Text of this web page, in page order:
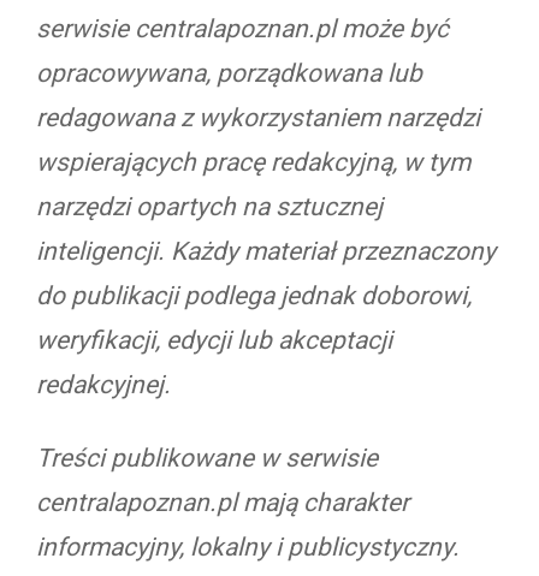
serwisie centralapoznan.pl może być
opracowywana, porządkowana lub
redagowana z wykorzystaniem narzędzi
wspierających pracę redakcyjną, w tym
narzędzi opartych na sztucznej
inteligencji. Każdy materiał przeznaczony
do publikacji podlega jednak doborowi,
weryfikacji, edycji lub akceptacji
redakcyjnej.
Treści publikowane w serwisie
centralapoznan.pl mają charakter
informacyjny, lokalny i publicystyczny.